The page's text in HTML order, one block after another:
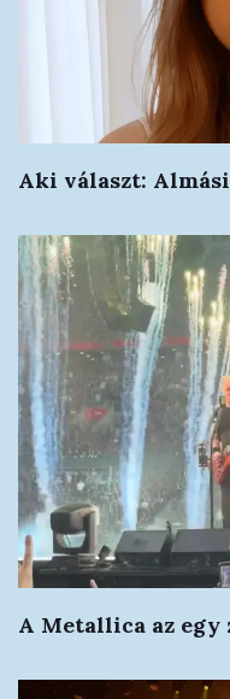
Aki választ:
A Metallica az egy